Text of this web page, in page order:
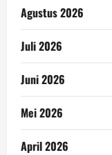
Agustus 2026
Juli 2026
Juni 2026
Mei 2026
April 2026